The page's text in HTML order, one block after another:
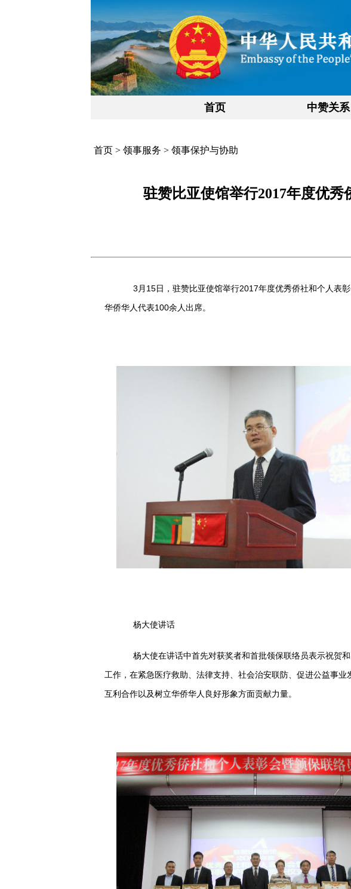
首页 中赞关系
首页 > 领事服务 > 领事保护与协助
驻赞比亚使馆举行2017年度优
3月15日，驻赞比亚使馆举行2017年度优秀侨社和个人表彰
华侨华人代表100余人出席。
杨大使讲话
杨大使在讲话中首先对获奖者和首批领保联络员表示祝贺和
工作，在紧急医疗救助、法律支持、社会治安联防、促进公益事
互利合作以及树立华侨华人良好形象方面贡献力量。